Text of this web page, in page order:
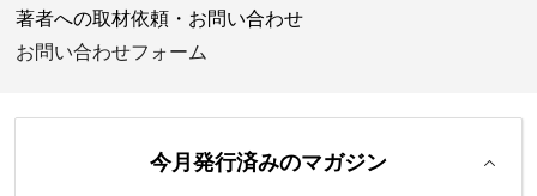
著者への取材依頼・お問い合わせ
お問い合わせフォーム
今月発行済みのマガジン